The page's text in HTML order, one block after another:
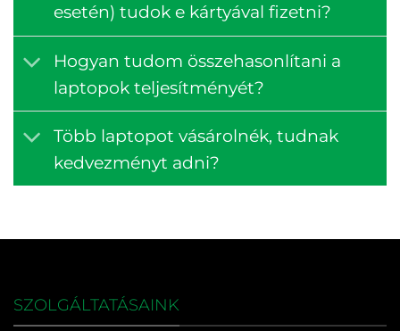
esetén) tudok e kártyával fizetni?
Hogyan tudom összehasonlítani a
laptopok teljesítményét?
Több laptopot vásárolnék, tudnak
kedvezményt adni?
SZOLGÁLTATÁSAINK